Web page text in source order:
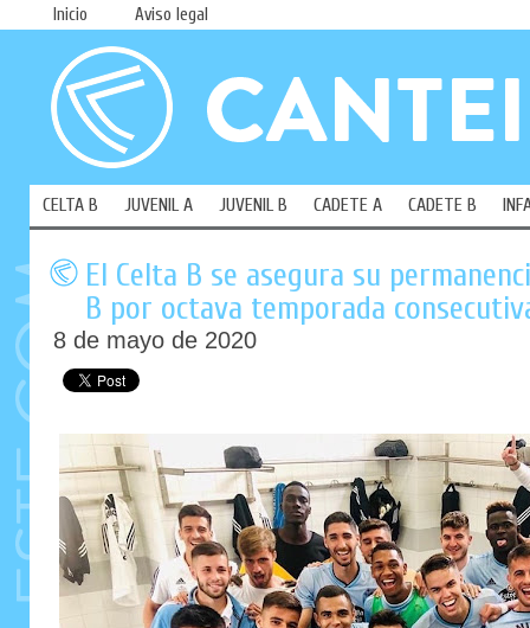
Inicio Aviso legal
CELTA B JUVENIL A JUVENIL B CADETE A CADETE B
El Celta B se asegura su
B por octava temporada
8 de mayo de 2020